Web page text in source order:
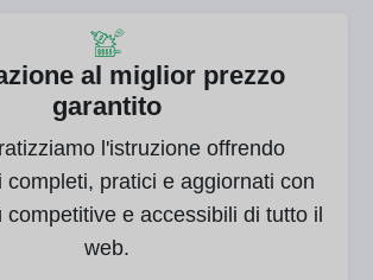
al miglior prezzo
garantito
l'istruzione offrendo
completi, pratici e aggiornati con
competitive e accessibili di tutto il
web.